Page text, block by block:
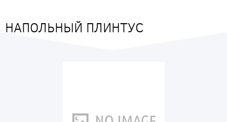
НАПОЛЬНЫЙ ПЛИНТУС